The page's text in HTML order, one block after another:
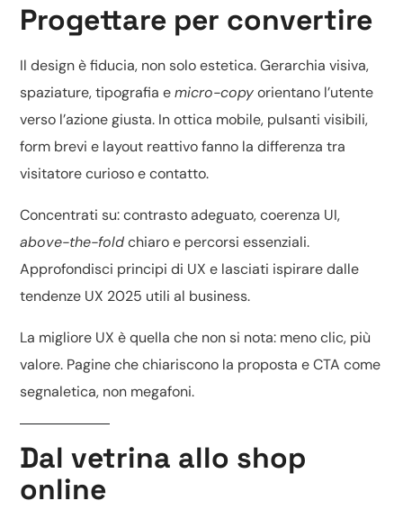
Progettare per convertire
Il design è fiducia, non solo estetica. Gerarchia visiva,
spaziature, tipografia emicro-copyorientano l’utente
verso l’azione giusta. In ottica mobile, pulsanti visibili,
form brevi e layout reattivo fanno la differenza tra
visitatore curioso e contatto.
Concentrati su: contrasto adeguato, coerenza UI,
above-the-foldchiaro e percorsi essenziali.
Approfondisci principi di UX e lasciati ispirare dalle
tendenze UX 2025 utili al business.
La migliore UX è quella che non si nota: meno clic, più
valore. Pagine che chiariscono la proposta e CTA come
segnaletica, non megafoni.
Dal vetrina allo shop
online